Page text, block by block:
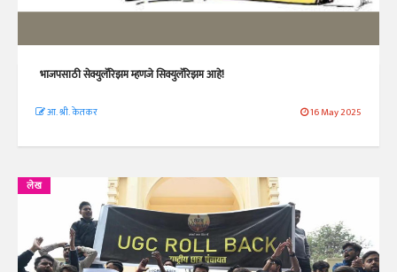
भाजपसाठी सेक्युलॅरिझम म्हणजे सिक्युलॅरिझम आहे!
आ. श्री. केतकर 16 May 2025
लेख